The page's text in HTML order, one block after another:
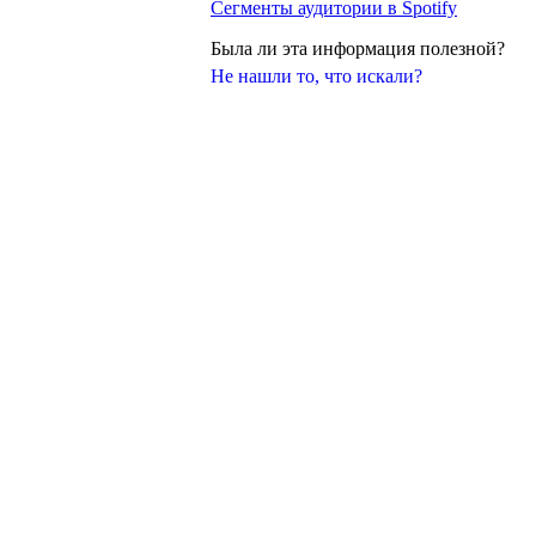
Не нашли то, что искали?
Сегменты аудитории в Spotify
Была ли эта информация полезной?